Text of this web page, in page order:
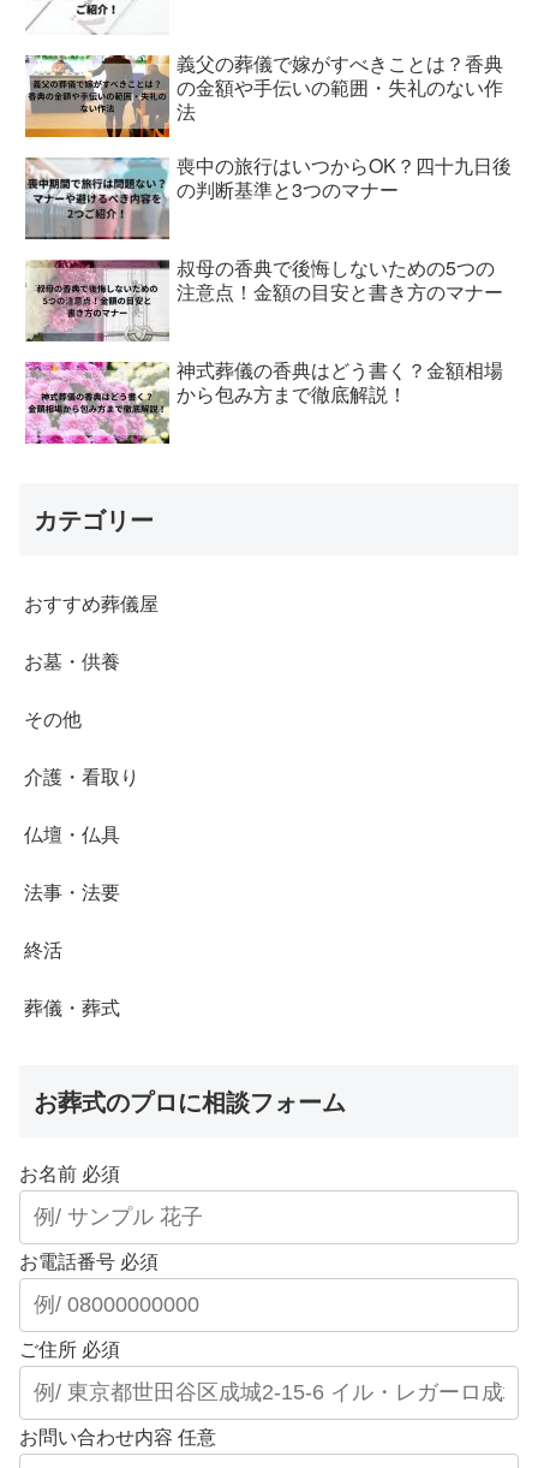
義父の葬儀で嫁がすべきことは？香典
の金額や手伝いの範囲・失礼のない作
法
喪中の旅行はいつからOK？四十九日後
の判断基準と3つのマナー
叔母の香典で後悔しないための5つの
注意点！金額の目安と書き方のマナー
神式葬儀の香典はどう書く？金額相場
から包み方まで徹底解説！
カテゴリー
おすすめ葬儀屋
お墓・供養
その他
介護・看取り
仏壇・仏具
法事・法要
終活
葬儀・葬式
お葬式のプロに相談フォーム
お名前 必須
お電話番号 必須
ご住所 必須
お問い合わせ内容 任意